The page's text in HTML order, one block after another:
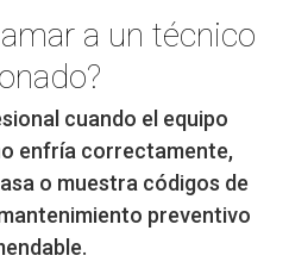
a un técnico
cuando el equipo
enfría correctamente,
o muestra códigos de
preventivo